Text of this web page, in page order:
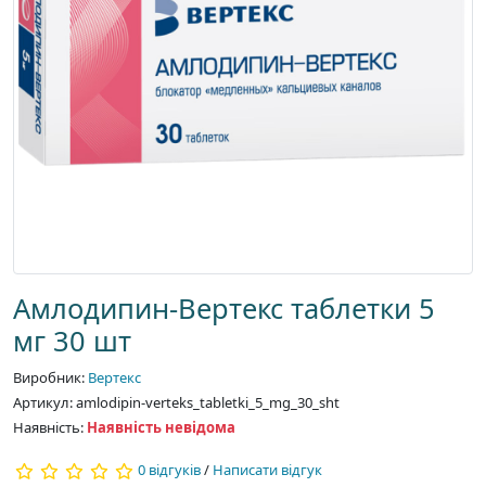
Амлодипин-Вертекс таблетки 5
мг 30 шт
Виробник: Вертекс
Артикул: amlodipin-verteks_tabletki_5_mg_30_sht
Наявність: Наявність невідома
0 відгуків/ Написати відгук